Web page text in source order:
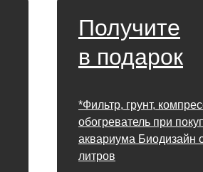
Получите
в подарок
*Фильтр, грунт,
обогреватель при
аквариума Биодизайн
литров